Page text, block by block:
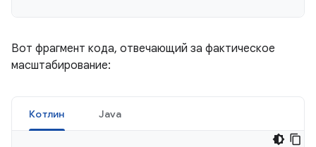
Вот фрагмент кода, отвечающий за фактическое
масштабирование:
Котлин Java